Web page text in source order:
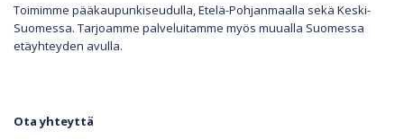
Toimimme pääkaupunkiseudulla, Etelä-Pohjanmaalla sekä Keski-
Suomessa. Tarjoamme palveluitamme myös muualla Suomessa
etäyhteyden avulla.
Ota yhteyttä